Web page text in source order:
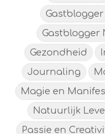
Gastblogger
Gezondheid
Journaling
Magie en
Natuurlijk
Passie en